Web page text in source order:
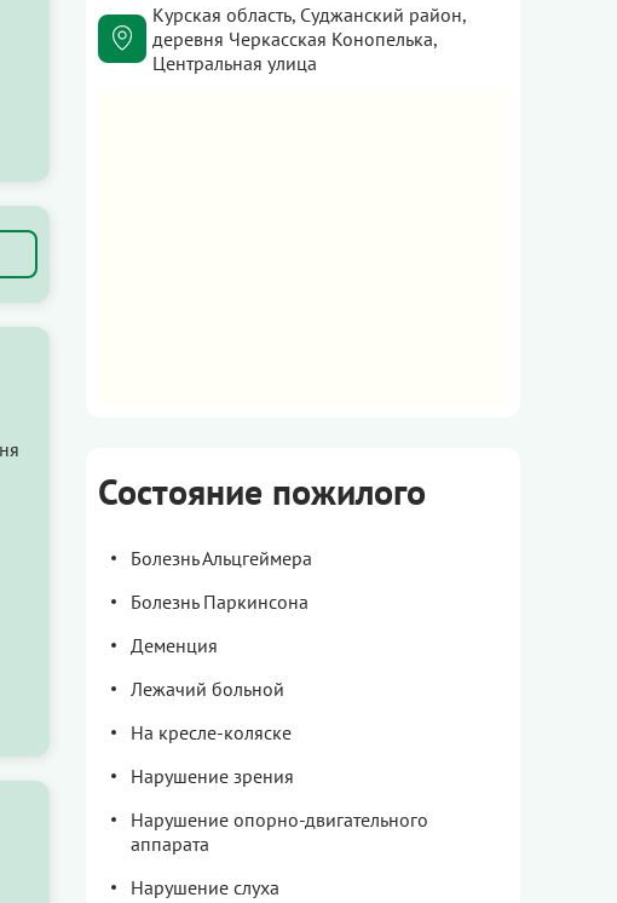
Курская область, Суджанский район,
деревня Черкасская Конопелька,
Центральная улица
Состояние пожилого
Болезнь Альцгеймера
Болезнь Паркинсона
Деменция
Лежачий больной
На кресле-коляске
Нарушение зрения
Нарушение опорно-двигательного
аппарата
Нарушение слуха